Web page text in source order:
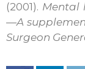
(2001). Mental
—A
Surgeon